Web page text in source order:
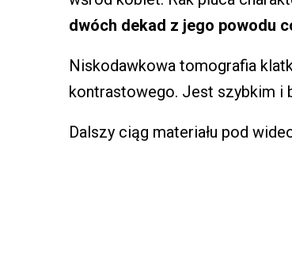
dwóch dekad z jego powodu
Niskodawkowa tomografia
kontrastowego. Jest szybkim i
Dalszy ciąg materiału pod